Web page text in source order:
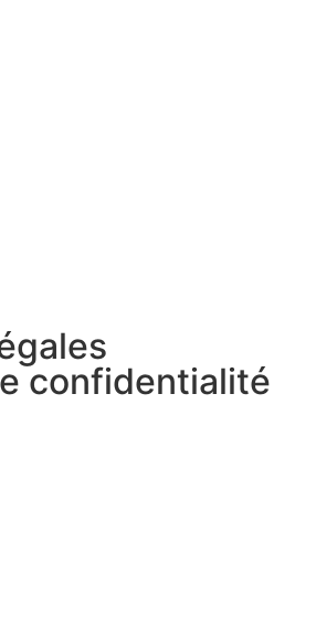
confidentialité